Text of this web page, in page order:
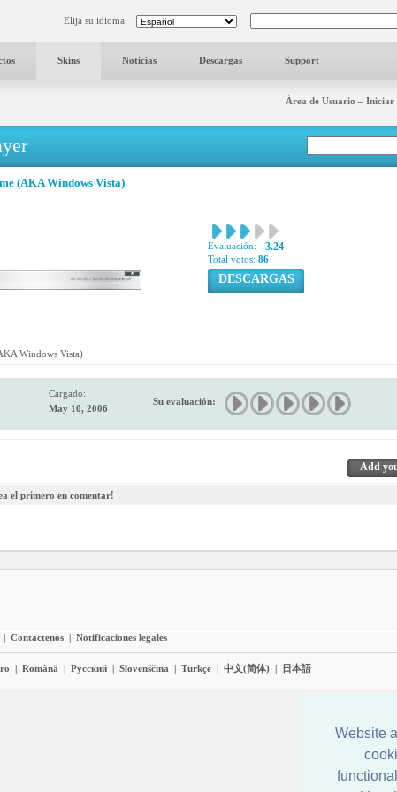
Website
Elija su idioma:
Skins Noticias Descargas Support
Área de Usuario – Iniciar
(AKA Windows Vista)
Evaluación: 3.24
Total votos: 86
DESCARGAS
Windows Vista)
Cargado:
May 10, 2006
Su evaluación:
Add
el primero en comentar!
| Contactenos | Notificaciones legales
| Română | Pyccĸий | Slovenščina | Türkçe | 中文(简体) | 日本語